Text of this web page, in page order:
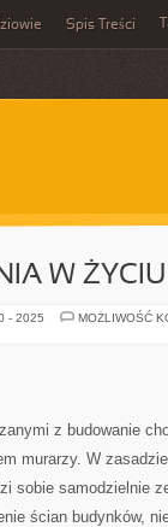
Spis Treści
W
- 2025
MOŻLIWOŚĆ
z budowanie
murarzy. W
sobie samodzielnie
ścian budynków,